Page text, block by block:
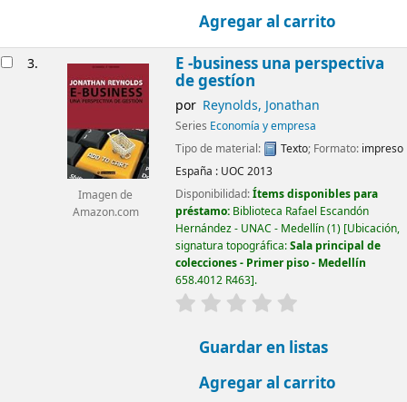
Agregar al carrito
3.
Imagen de
Amazon.com
E -business una perspectiva
de gestíon
por Reynolds, Jonathan
Series Economía y empresa
Tipo de material:
Texto; Formato: impreso
España : UOC 2013
Disponibilidad:Ítems disponibles para
préstamo: Biblioteca Rafael Escandón
Hernández - UNAC - Medellín(1) Ubicación,
signatura topográfica:Sala principal de
colecciones - Primer piso - Medellín
658.4012 R463 .
valoración
Guardar en listas
Agregar al carrito